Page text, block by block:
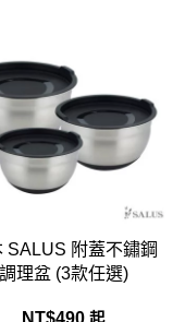
SALUS 附蓋不鏽鋼
調理盆 (3款任選)